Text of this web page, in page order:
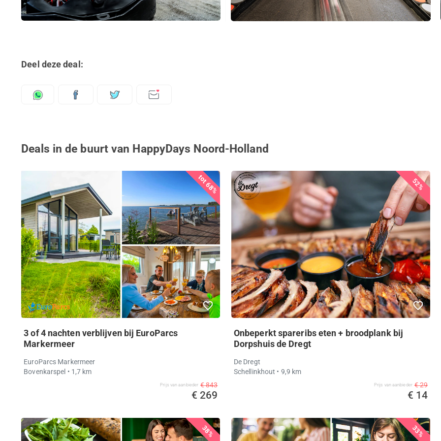
Deel deze deal:
Deals in de buurt van HappyDays Noord-Holland
tot 68%
3 of 4 nachten verblijven bij EuroParcs
Markermeer
EuroParcs Markermeer
Bovenkarspel • 1,7 km
Prijs van aanbieder € 843
€ 269
52%
Onbeperkt spareribs eten + broodplank bij
Dorpshuis de Dregt
De Dregt
Schellinkhout • 9,9 km
Prijs van aanbieder € 29
€ 14
38% 33%